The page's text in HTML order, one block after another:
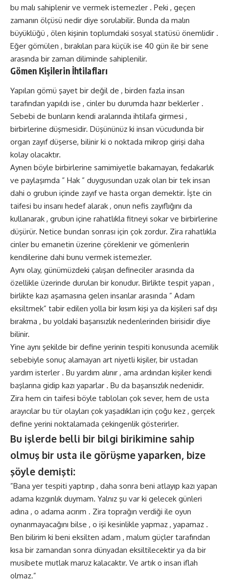
bu malı sahiplenir ve vermek istemezler . Peki , geçen
zamanın ölçüsü nedir diye sorulabilir. Bunda da malın
büyüklüğü , ölen kişinin toplumdaki sosyal statüsü önemlidir .
Eğer gömülen , bırakılan para küçük ise 40 gün ile bir sene
arasında bir zaman diliminde sahiplenilir.
Gömen Kişilerin İhtilafları
Yapılan gömü şayet bir değil de , birden fazla insan
tarafından yapıldı ise , cinler bu durumda hazır beklerler .
Sebebi de bunların kendi aralarında ihtilafa girmesi ,
birbirlerine düşmesidir. Düşününüz ki insan vücudunda bir
organ zayıf düşerse, bilinir ki o noktada mikrop girişi daha
kolay olacaktır.
Aynen böyle birbirlerine samimiyetle bakamayan, fedakarlık
ve paylaşımda ” Hak ” duygusundan uzak olan bir tek insan
dahi o grubun içinde zayıf ve hasta organ demektir. İşte cin
taifesi bu insanı hedef alarak , onun nefis zayıflığını da
kullanarak , grubun içine rahatlıkla fitneyi sokar ve birbirlerine
düşürür. Netice bundan sonrası için çok zordur. Zira rahatlıkla
cinler bu emanetin üzerine çöreklenir ve gömenlerin
kendilerine dahi bunu vermek istemezler.
Aynı olay, günümüzdeki çalışan defineciler arasında da
özellikle üzerinde durulan bir konudur. Birlikte tespit yapan ,
birlikte kazı aşamasına gelen insanlar arasında ” Adam
eksiltmek” tabir edilen yolla bir kısım kişi ya da kişileri saf dışı
bırakma , bu yoldaki başarısızlık nedenlerinden birisidir diye
bilinir.
Yine aynı şekilde bir define yerinin tespiti konusunda acemilik
sebebiyle sonuç alamayan art niyetli kişiler, bir ustadan
yardım isterler . Bu yardım alınır , ama ardından kişiler kendi
başlarına gidip kazı yaparlar . Bu da başarısızlık nedenidir.
Zira hem cin taifesi böyle tabloları çok sever, hem de usta
arayıcılar bu tür olayları çok yaşadıkları için çoğu kez , gerçek
define yerini noktalamada çekingenlik gösterirler.
Bu işlerde belli bir bilgi birikimine sahip
olmuş bir usta ile görüşme yaparken, bize
şöyle demişti:
”Bana yer tespiti yaptırıp , daha sonra beni atlayıp kazı yapan
adama kızgınlık duymam. Yalnız şu var ki gelecek günleri
adına , o adama acırım . Zira toprağın verdiği ile oyun
oynanmayacağını bilse , o işi kesinlikle yapmaz , yapamaz .
Ben bilirim ki beni eksilten adam , malum güçler tarafından
kısa bir zamandan sonra dünyadan eksiltilecektir ya da bir
musibete mutlak maruz kalacaktır. Ve artık o insan iflah
olmaz.”